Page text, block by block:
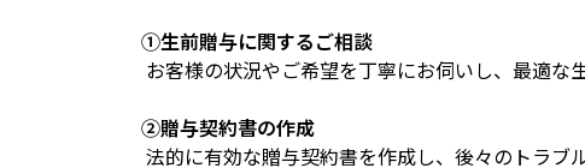
①生前贈与に関するご相談
お客様の状況やご希望を丁寧にお伺いし、最適な
②贈与契約書の作成
法的に有効な贈与契約書を作成し、後々のトラブ